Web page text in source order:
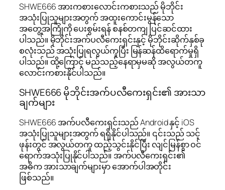
SHWE666 အားကစားလောင်းကစားသည် မိုဘိုင်း
အသုံးပြုသူများအတွက် အထူးကောင်းမွန်သော
အတွေ့အကြုံကို ပေးစွမ်းရန် စနစ်တကျ ပြင်ဆင်ထား
ပါသည်။ မိုဘိုင်းအက်ပလီကေးရှင်းနှင့် မိုဘိုင်းဆိုက်နှစ်ခု
စလုံးသည် အသုံးပြုရလွယ်ကူပြီး မြန်ဆန်ထိရောက်မှုရှိ
ပါသည်။ ထို့ကြောင့် မည်သည့်နေရာမှမဆို အလွယ်တကူ
လောင်းကစားနိုင်ပါသည်။
SHWE666 မိုဘိုင်းအက်ပလီကေးရှင်း၏ အားသာ
ချက်များ
SHWE666 အက်ပလီကေးရှင်းသည် Android နှင့် iOS
အသုံးပြုသူများအတွက် ရရှိနိုင်ပါသည်။ ၎င်းသည် သင့်
ဖုန်းတွင် အလွယ်တကူ ထည့်သွင်းနိုင်ပြီး လျင်မြန်စွာ ဝင်
ရောက်အသုံးပြုနိုင်ပါသည်။ အက်ပလီကေးရှင်း၏
အဓိက အားသာချက်များမှာ အောက်ပါအတိုင်း
ဖြစ်သည်။